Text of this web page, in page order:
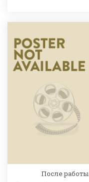
После работы